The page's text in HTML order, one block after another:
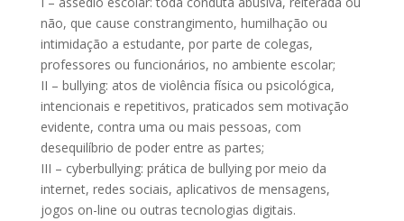
não, que cause constrangimento, humilhação ou
intimidação a estudante, por parte de colegas,
professores ou funcionários, no ambiente escolar;
II – bullying: atos de violência física ou psicológica,
intencionais e repetitivos, praticados sem motivação
evidente, contra uma ou mais pessoas, com
desequilíbrio de poder entre as partes;
III – cyberbullying: prática de bullying por meio da
internet, redes sociais, aplicativos de mensagens,
jogos on-line ou outras tecnologias digitais.